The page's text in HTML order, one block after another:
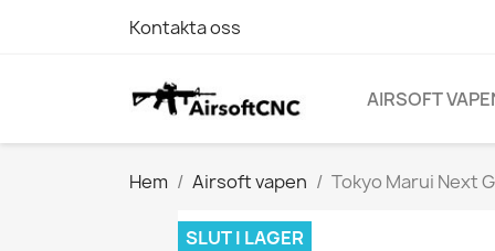
Kontakta oss
AIRSOFT
Hem Airsoft vapen Tokyo Marui Next
SLUT I LAGER